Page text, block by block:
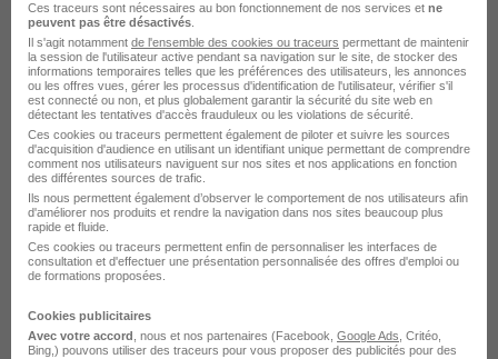
Responsable Grands Comptes H/F
Valoris Développement franchiseur du réseau
Temporis
Seilh - 31 CDI
3 200 - 3 800 € / mois
Télétravail partiel
Voir l’offre
il y a 1 jour
Ces traceurs sont nécessaires au bon fonctionnement de nos services et ne
peuvent pas être désactivés
Il s'agit notamment de l'ensemble des cookies ou traceurs permettant de maintenir
la session de l'utilisateur active pendant sa navigation sur le site, de stocker des
informations temporaires telles que les préférences des utilisateurs, les annonces
ou les offres vues, gérer les processus d'identification de l'utilisateur, vérifier s'il
est connecté ou non, et plus globalement garantir la sécurité du site web en
détectant les tentatives d'accès frauduleux ou les violations de sécurité.
Ces cookies ou traceurs permettent également de piloter et suivre les sources
d'acquisition d'audience en utilisant un identifiant unique permettant de comprendre
comment nos utilisateurs naviguent sur nos sites et nos applications en fonction
des différentes sources de trafic.
Ils nous permettent également d’observer le comportement de nos utilisateurs afin
d'améliorer nos produits et rendre la navigation dans nos sites beaucoup plus
rapide et fluide.
Ces cookies ou traceurs permettent enfin de personnaliser les interfaces de
consultation et d'effectuer une présentation personnalisée des offres d'emploi ou
de formations proposées.
Cookies publicitaires
Avec votre accord , nous et nos partenaires (Facebook, Google Ads , Critéo,
Bing,) pouvons utiliser des traceurs pour vous proposer des publicités pour des